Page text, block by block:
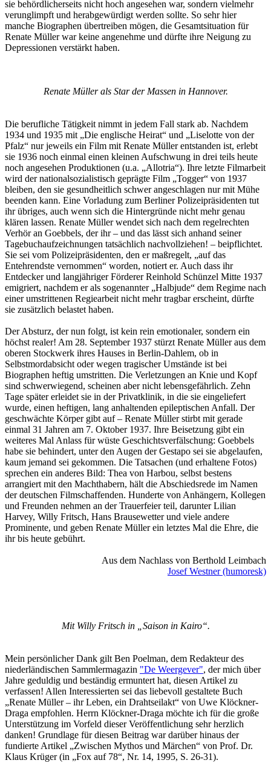
sie behördlicherseits nicht hoch angesehen war, sondern vielmehr
verunglimpft und herabgewürdigt werden sollte. So sehr hier
manche Biographen übertreiben mögen, die Gesamtsituation für
Renate Müller war keine angenehme und dürfte ihre Neigung zu
Depressionen verstärkt haben.
Renate Müller als Star der Massen in Hannover.
Die berufliche Tätigkeit nimmt in jedem Fall stark ab. Nachdem
1934 und 1935 mit „Die englische Heirat“ und „Liselotte von der
Pfalz“ nur jeweils ein Film mit Renate Müller entstanden ist, erlebt
sie 1936 noch einmal einen kleinen Aufschwung in drei teils heute
noch angesehen Produktionen (u.a. „Allotria“). Ihre letzte Filmarbeit
wird der nationalsozialistisch geprägte Film „Togger“ von 1937
bleiben, den sie gesundheitlich schwer angeschlagen nur mit Mühe
beenden kann. Eine Vorladung zum Berliner Polizeipräsidenten tut
ihr übriges, auch wenn sich die Hintergründe nicht mehr genau
klären lassen. Renate Müller wendet sich nach dem regelrechten
Verhör an Goebbels, der ihr – und das lässt sich anhand seiner
Tagebuchaufzeichnungen tatsächlich nachvollziehen! – beipflichtet.
Sie sei vom Polizeipräsidenten, den er maßregelt, „auf das
Entehrendste vernommen“ worden, notiert er. Auch dass ihr
Entdecker und langjähriger Förderer Reinhold Schünzel Mitte 1937
emigriert, nachdem er als sogenannter „Halbjude“ dem Regime nach
einer umstrittenen Regiearbeit nicht mehr tragbar erscheint, dürfte
sie zusätzlich belastet haben.
Der Absturz, der nun folgt, ist kein rein emotionaler, sondern ein
höchst realer! Am 28. September 1937 stürzt Renate Müller aus dem
oberen Stockwerk ihres Hauses in Berlin-Dahlem, ob in
Selbstmordabsicht oder wegen tragischer Umstände ist bei
Biographen heftig umstritten. Die Verletzungen an Knie und Kopf
sind schwerwiegend, scheinen aber nicht lebensgefährlich. Zehn
Tage später erleidet sie in der Privatklinik, in die sie eingeliefert
wurde, einen heftigen, lang anhaltenden epileptischen Anfall. Der
geschwächte Körper gibt auf – Renate Müller stirbt mit gerade
einmal 31 Jahren am 7. Oktober 1937. Ihre Beisetzung gibt ein
weiteres Mal Anlass für wüste Geschichtsverfälschung: Goebbels
habe sie behindert, unter den Augen der Gestapo sei sie abgelaufen,
kaum jemand sei gekommen. Die Tatsachen (und erhaltene Fotos)
sprechen ein anderes Bild: Thea von Harbou, selbst bestens
arrangiert mit den Machthabern, hält die Abschiedsrede im Namen
der deutschen Filmschaffenden. Hunderte von Anhängern, Kollegen
und Freunden nehmen an der Trauerfeier teil, darunter Lilian
Harvey, Willy Fritsch, Hans Brausewetter und viele andere
Prominente, und geben Renate Müller ein letztes Mal die Ehre, die
ihr bis heute gebührt.
Aus dem Nachlass von Berthold Leimbach
Josef Westner (humoresk)
Mit Willy Fritsch in „Saison in Kairo“.
Mein persönlicher Dank gilt Ben Poelman, dem Redakteur des
niederländischen Sammlermagazin "De Weergever", der mich über
Jahre geduldig und beständig ermuntert hat, diesen Artikel zu
verfassen! Allen Interessierten sei das liebevoll gestaltete Buch
„Renate Müller – ihr Leben, ein Drahtseilakt“ von Uwe Klöckner-
Draga empfohlen. Herrn Klöckner-Draga möchte ich für die große
Unterstützung im Vorfeld dieser Veröffentlichung sehr herzlich
danken! Grundlage für diesen Beitrag war darüber hinaus der
fundierte Artikel „Zwischen Mythos und Märchen“ von Prof. Dr.
Klaus Krüger (in „Fox auf 78“, Nr. 14, 1995, S. 26-31).